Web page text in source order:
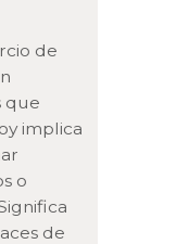
de
que
implica
o
de